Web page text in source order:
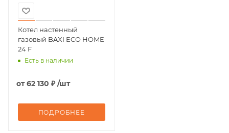
Котел настенный
газовый BAXI ECO HOME
24 F
Есть в наличии
от62 130 ₽ /шт
ПОДРОБНЕЕ